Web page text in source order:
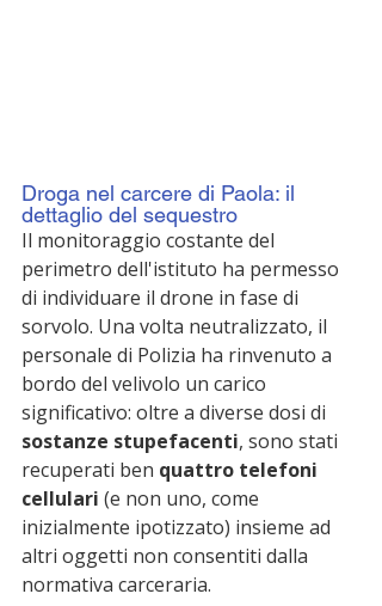
Droga nel carcere di Paola: il
dettaglio del sequestro
Il monitoraggio costante del
perimetro dell'istituto ha permesso
di individuare il drone in fase di
sorvolo. Una volta neutralizzato, il
personale di Polizia ha rinvenuto a
bordo del velivolo un carico
significativo: oltre a diverse dosi di
sostanze stupefacenti, sono stati
recuperati ben quattro telefoni
cellulari (e non uno, come
inizialmente ipotizzato) insieme ad
altri oggetti non consentiti dalla
normativa carceraria.